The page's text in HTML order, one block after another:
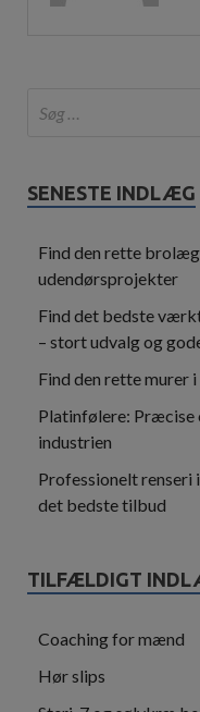
SENESTE INDLÆG
Find den rette
udendørsprojekter
Find det bedste
– stort udvalg og
Find den rette
Platinfølere: Præcise
industrien
Professionelt renseri
det bedste tilbud
TILFÆLDIGT
Coaching for mænd
Hør slips